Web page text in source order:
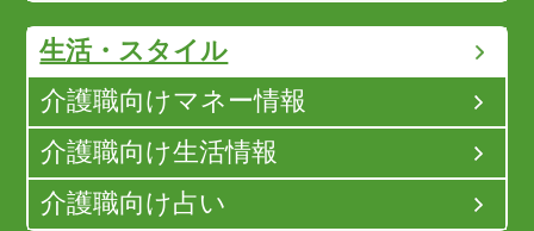
生活・スタイル
介護職向けマネー情報
介護職向け生活情報
介護職向け占い